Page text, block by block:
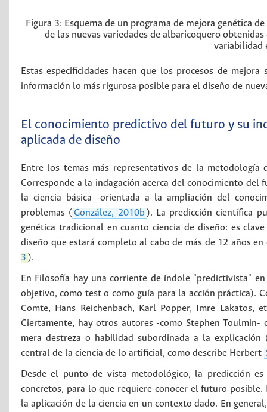
Figura 3: Esquema de un programa de mejora genética
de las nuevas variedades de albaricoquero
variabilidad
Estas especificidades hacen que los procesos de
información lo más rigurosa posible para el diseño de
El conocimiento predictivo del futuro y su
aplicada de diseño
Entre los temas más representativos de la
Corresponde a la indagación acerca del conocimiento
la ciencia básica -orientada a la ampliación del
problemas ( González, 2010b ). La predicción científica
genética tradicional en cuanto ciencia de diseño: es
diseño que estará completo al cabo de más de 12 años
3 ).
En Filosofía hay una corriente de índole "predictivista"
objetivo, como test o como guía para la acción práctica).
Comte, Hans Reichenbach, Karl Popper, Imre
Ciertamente, hay otros autores -como Stephen
mera destreza o habilidad subordinada a la explicación
central de la ciencia de lo artificial, como describe Herbert
Desde el punto de vista metodológico, la predicción
concretos, para lo que requiere conocer el futuro
la aplicación de la ciencia en un contexto dado. En